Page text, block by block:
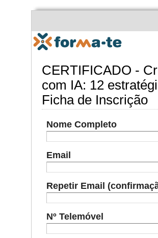
CERTIFICADO -
com IA: 12
Ficha de Inscrição
Nome Completo
Email
Repetir Email
Nº Telemóvel